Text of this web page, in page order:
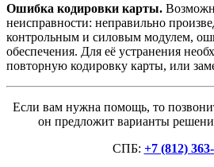
Ошибка кодировки карты.
неисправности: неправильно
контрольным и силовым модулем,
обеспечения. Для её устранения
повторную кодировку карты, или
Если вам нужна помощь, то
он предложит варианты
СПБ: +7 (812)